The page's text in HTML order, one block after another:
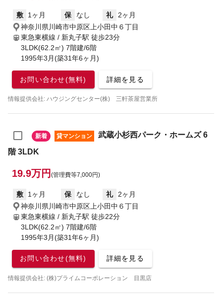
敷 1ヶ月 保 なし 礼
2ヶ月
神奈川県川崎市中原区上小田中６丁目
東急東横線 / 新丸子駅 徒歩23分
3LDK(62.2㎡) 7階建/6階
1995年3月(築31年6ヶ月)
お問い合わせ(無料) 詳細を見る
情報提供会社: ハウジングセンター(株) 三軒茶屋営業所
新着 貸マンション
武蔵小杉西パーク・ホームズ 6
階 3LDK
19.9万円 (管理費等7,000円)
敷 1ヶ月 保 なし 礼
2ヶ月
神奈川県川崎市中原区上小田中６丁目
東急東横線 / 新丸子駅 徒歩22分
3LDK(62.2㎡) 7階建/6階
1995年3月(築31年6ヶ月)
お問い合わせ(無料) 詳細を見る
情報提供会社: (株)プライムコーポレーション 目黒店